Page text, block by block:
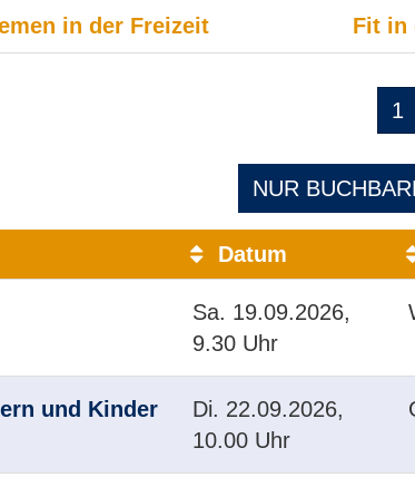
in der Freizeit Fit in
1
NUR
Datum
Sa. 19.09.2026,
9.30 Uhr
und Kinder Di. 22.09.2026,
10.00 Uhr